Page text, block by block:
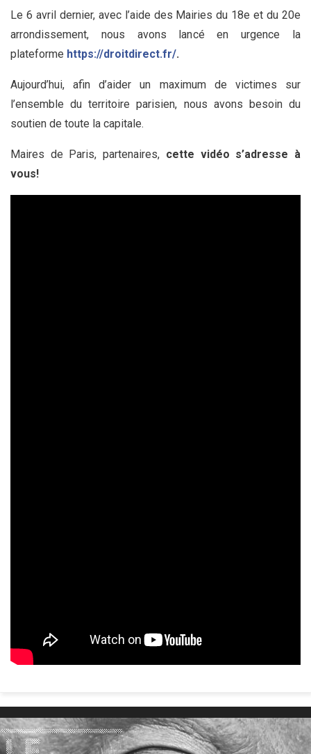
Le 6 avril dernier, avec l’aide des Mairies du 18e et du 20e
arrondissement, nous avons lancé en urgence la
plateforme https://droitdirect.fr/.
Aujourd’hui, afin d’aider un maximum de victimes sur
l’ensemble du territoire parisien, nous avons besoin du
soutien de toute la capitale.
Maires de Paris, partenaires, cette vidéo s’adresse à
vous!